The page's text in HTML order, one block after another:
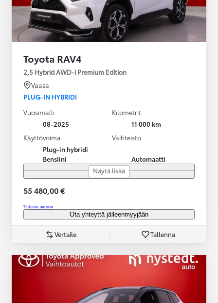
Toyota RAV4
2,5 Hybrid AWD-i Premium Edition
Vaasa
PLUG-IN HYBRIDI
Vuosimalli
08-2025
Kilometrit
11 000 km
Käyttövoima
Plug-in hybridi
Bensiini
Vaihteisto
Automaatti
Näytä lisää
55 480,00 €
Tutustu autoon
Ota yhteyttä jälleenmyyjään
Vertaile Tallenna